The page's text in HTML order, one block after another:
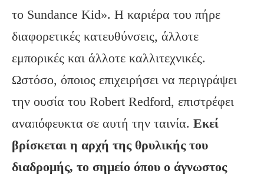
το Sundance Kid». Η καριέρα του πήρε
διαφορετικές κατευθύνσεις, άλλοτε
εμπορικές και άλλοτε καλλιτεχνικές.
Ωστόσο, όποιος επιχειρήσει να περιγράψει
την ουσία του Robert Redford, επιστρέφει
αναπόφευκτα σε αυτή την ταινία. Εκεί
βρίσκεται η αρχή της θρυλικής του
διαδρομής, το σημείο όπου ο άγνωστος